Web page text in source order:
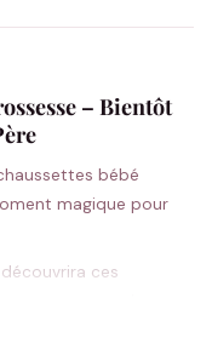
– Bientôt
bébé
magique pour
ces
Père » brodé